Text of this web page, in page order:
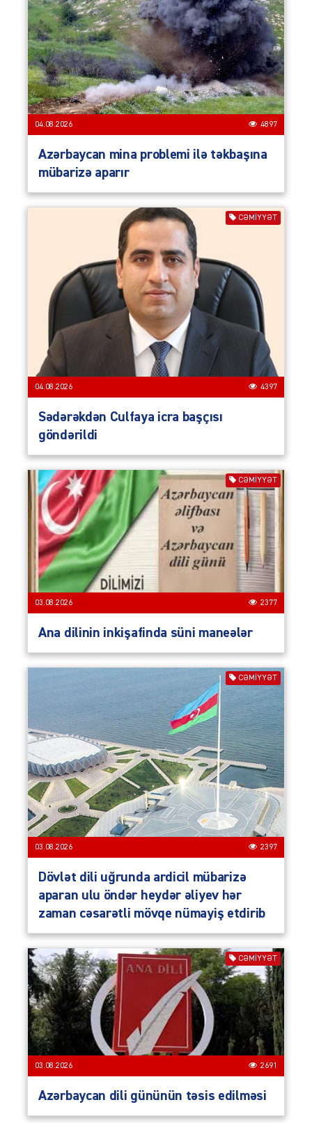
04.08.2026 4897
Azərbaycan mina problemi ilə təkbaşına
mübarizə aparır
CƏMIYYƏT
04.08.2026 4397
Sədərəkdən Culfaya icra başçısı
göndərildi
CƏMIYYƏT
03.08.2026 2377
Ana dilinin inkişafinda süni maneələr
CƏMIYYƏT
03.08.2026 2397
Dövlət dili uğrunda ardicil mübarizə
aparan ulu öndər heydər əliyev hər
zaman cəsarətli mövqe nümayiş etdirib
CƏMIYYƏT
03.08.2026 2691
Azərbaycan dili gününün təsis edilməsi